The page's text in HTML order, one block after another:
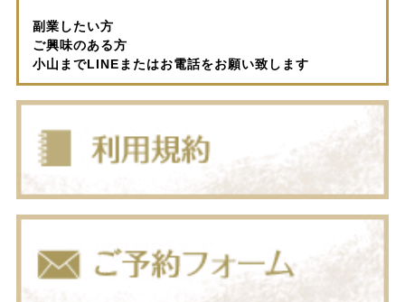
副業したい方
ご興味のある方
小山までLINEまたはお電話をお願い致します